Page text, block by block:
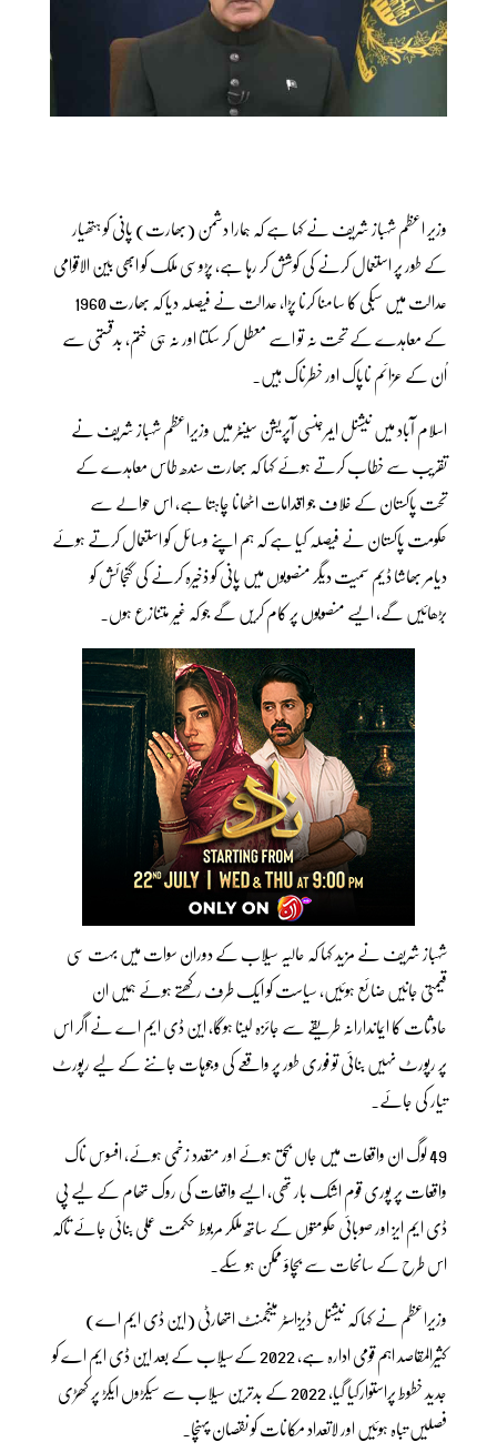
وزیر اعظم شہباز شریف نے کہا ہے کہ ہمارا دشمن (بھارت) پانی کو ہتھیار
کے طور پر استعمال کرنے کی کوشش کر رہا ہے، پڑوسی ملک کو ابھی بین الاقوامی
عدالت میں سبکی کا سامنا کرنا پڑا، عدالت نے فیصلہ دیا کہ بھارت 1960
کے معاہدے کے تحت نہ تو اسے معطل کر سکتا اور نہ ہی ختم، بدقستمی سے
اُن کے عزائم ناپاک اور خطرناک ہیں۔
اسلام آباد میں نیشنل ایمرجنسی آپریشن سینٹر میں وزیراعظم شہباز شریف نے
تقریب سے خطاب کرتے ہوئے کہا کہ بھارت سندھ طاس معاہدے کے
تحت پاکستان کے خلاف جو اقدامات اٹھانا چاہتا ہے، اس حوالے سے
حکومت پاکستان نے فیصلہ کیا ہے کہ ہم اپنے وسائل کو استعمال کرتے ہوئے
دیامر بھاشا ڈیم سمیت دیگر منصوبوں میں پانی کو ذخیرہ کرنے کی گنجائش کو
بڑھائیں گے، ایسے منصوبوں پر کام کریں گے جو کہ غیر متنازع ہوں۔
شہباز شریف نے مزید کہا کہ حالیہ سیلاب کے دوران سوات میں بہت سی
قیمتی جانیں ضائع ہوئیں، سیاست کو ایک طرف رکھتے ہوئے ہمیں ان
حادثات کا ایماندارانہ طریقے سے جائزہ لینا ہوگا، این ڈی ایم اے نے اگر اس
پر رپورٹ نہیں بنائی تو فوری طور پر واقعے کی وجوہات جاننے کے لیے رپورٹ
تیار کی جائے۔
49 لوگ ان واقعات میں جاں بحق ہوئے اور متعدد زخمی ہوئے، افسوس ناک
واقعات پر پوری قوم اشک بار تھی، ایسے واقعات کی روک تھام کے لیے پی
ڈی ایم ایز اور صوبائی حکومتوں کے ساتھ ملکر مربوط حکمت عملی بنائی جائے تاکہ
اس طرح کے سانحات سے بچاؤ ممکن ہو سکے۔
وزیراعظم نے کہا کہ نیشنل ڈیزاسٹر مینجمنٹ اتھارٹی (این ڈی ایم اے)
کثیرالمقاصد اہم قومی ادارہ ہے، 2022 کےسیلاب کے بعد این ڈی ایم اے کو
جدید خطوط پراستوارکیا گیا، 2022 کے بدترین سیلاب سے سیکڑوں ایکڑ پر کھڑی
فصلیں تباہ ہوئیں اور لاتعداد مکانات کو نقصان پہنچا۔